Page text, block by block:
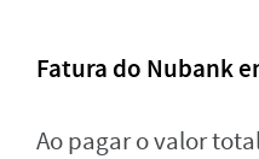
Fatura do Nubank
Ao pagar o valor